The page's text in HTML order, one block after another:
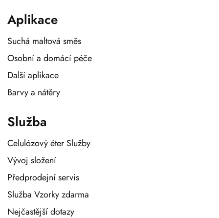
Aplikace
Suchá maltová směs
Osobní a domácí péče
Další aplikace
Barvy a nátěry
Služba
Celulózový éter Služby
Vývoj složení
Předprodejní servis
Služba Vzorky zdarma
Nejčastější dotazy